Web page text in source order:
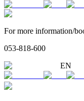
For more information/
053-818-600
EN